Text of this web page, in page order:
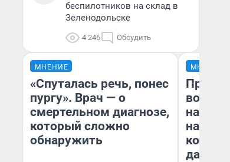
беспилотников на склад в
Зеленодольске
4 246 Обсудить
МНЕНИЕ
«Спуталась речь, понес
пургу». Врач — о
смертельном диагнозе,
который сложно
обнаружить
МНЕНИЕ
нам
даже